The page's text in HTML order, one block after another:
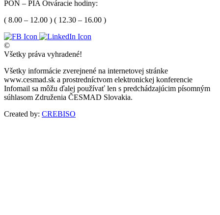
PON – PIA Otváracie hodiny:
( 8.00 – 12.00 ) ( 12.30 – 16.00 )
©
Všetky práva vyhradené!
Všetky informácie zverejnené na internetovej stránke
www.cesmad.sk a prostredníctvom elektronickej konferencie
Infomail sa môžu ďalej používať len s predchádzajúcim písomným
súhlasom Združenia ČESMAD Slovakia.
Created by: CREBISO